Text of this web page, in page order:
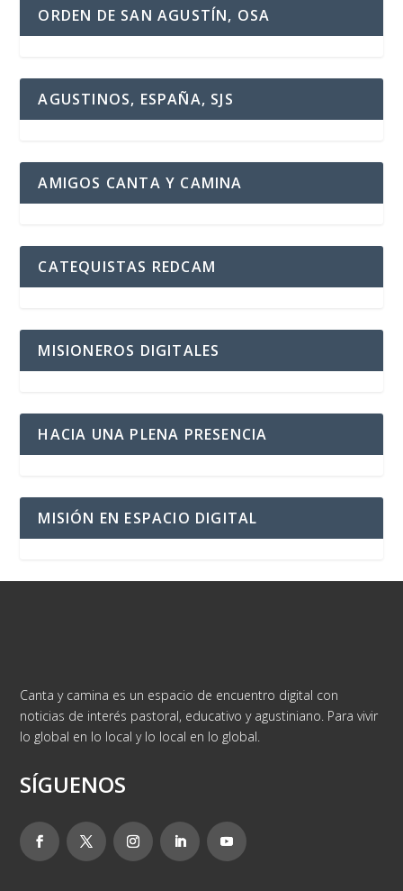
ORDEN DE SAN AGUSTÍN, OSA
AGUSTINOS, ESPAÑA, SJS
AMIGOS CANTA Y CAMINA
CATEQUISTAS REDCAM
MISIONEROS DIGITALES
HACIA UNA PLENA PRESENCIA
MISIÓN EN ESPACIO DIGITAL
Canta y camina es un espacio de encuentro digital con
noticias de interés pastoral, educativo y agustiniano. Para vivir
lo global en lo local y lo local en lo global.
SÍGUENOS